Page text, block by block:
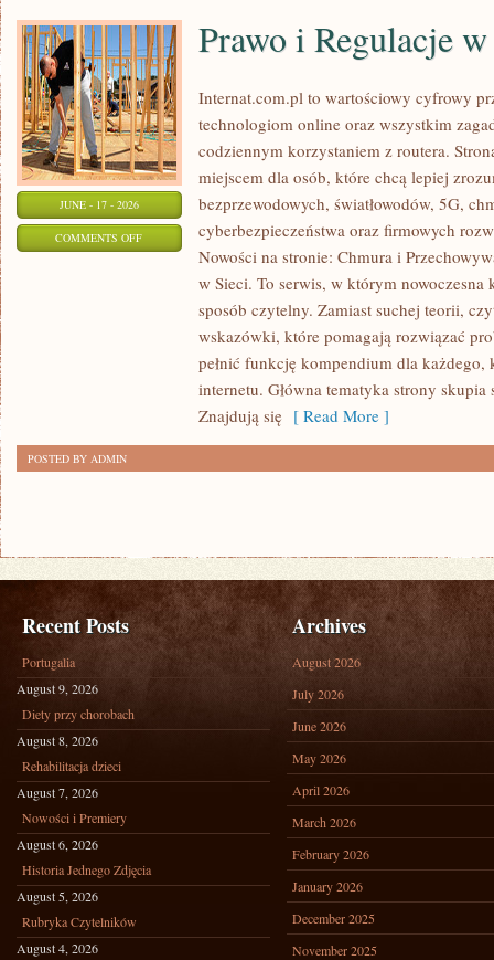
JUNE - 17 - 2026
COMMENTS OFFON
REGULACJE
INTERNECIE
Prawo i Regulacje
Internat.com.pl to wartościowy cyfrowy
technologiom online oraz wszystkim
codziennym korzystaniem z routera.
miejscem dla osób, które chcą lepiej
bezprzewodowych, światłowodów, 5G,
cyberbezpieczeństwa oraz firmowych
Nowości na stronie: Chmura i
w Sieci. To serwis, w którym nowoczesna
sposób czytelny. Zamiast suchej teorii,
wskazówki, które pomagają rozwiązać
pełnić funkcję kompendium dla
internetu. Główna tematyka strony
Znajdują się [ Read More ]
POSTED BY ADMIN
Recent Posts
Portugalia
August 9, 2026
Diety przy chorobach
August 8, 2026
Rehabilitacja dzieci
August 7, 2026
Nowości i Premiery
August 6, 2026
Historia Jednego Zdjęcia
August 5, 2026
Rubryka Czytelników
August 4, 2026
Archives
August 2026
July 2026
June 2026
May 2026
April 2026
March 2026
February 2026
January 2026
December 2025
November 2025